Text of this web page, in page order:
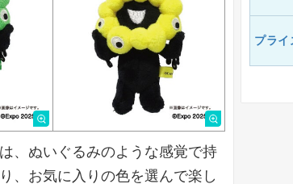
、ぬいぐるみのような感覚で持
、お気に入りの色を選んで楽し
プラ